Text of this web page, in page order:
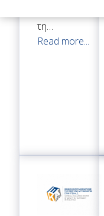
τη…
Read more...